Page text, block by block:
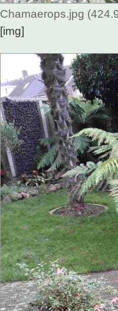
Chamaerops.jpg
[img]